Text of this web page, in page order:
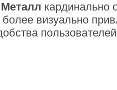
кардинально
более визуально